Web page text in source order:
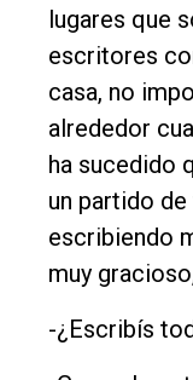
lugares que
escritores
casa, no
alrededor
ha sucedido
un partido
escribiendo
muy
-¿Escribís